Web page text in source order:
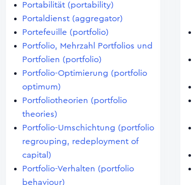
Portabilität (portability)
Portaldienst (aggregator)
Portefeuille (portfolio)
Portfolio, Mehrzahl Portfolios und
Portfolien (portfolio)
Portfolio-Optimierung (portfolio
optimum)
Portfoliotheorien (portfolio
theories)
Portfolio-Umschichtung (portfolio
regrouping, redeployment of
capital)
Portfolio-Verhalten (portfolio
behaviour)